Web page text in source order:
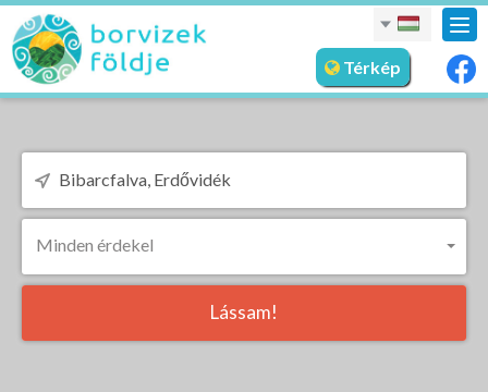
Térkép
Minden érdekel
Lássam!